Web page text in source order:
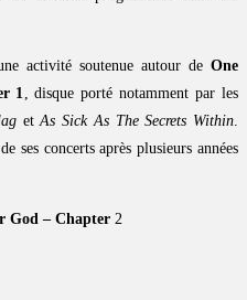
activité soutenue autour de One
1, disque porté notamment par les
etAs Sick As The Secrets Within.
ses concerts après plusieurs années
God – Chapter 2